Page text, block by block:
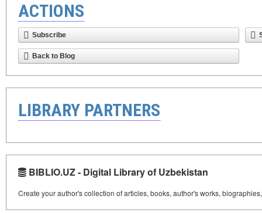
ACTIONS
Subscribe
Back to Blog
LIBRARY PARTNERS
BIBLIO.UZ - Digital Library of Uzbekistan
Create your author's collection of articles, books, author's works,